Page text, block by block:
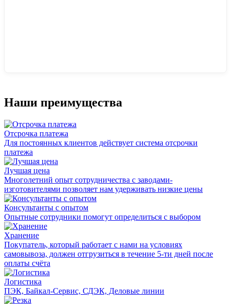
Наши преимущества
Отсрочка платежа
Для постоянных клиентов действует система отсрочки
платежа
Лучшая цена
Многолетний опыт сотрудничества с заводами-
изготовителями позволяет нам удерживать низкие цены
Консультанты с опытом
Опытные сотрудники помогут определиться с выбором
Хранение
Покупатель, который работает с нами на условиях
самовывоза, должен отгрузиться в течение 5-ти дней после
оплаты счёта
Логистика
ПЭК, Байкал-Сервис, СДЭК, Деловые линии